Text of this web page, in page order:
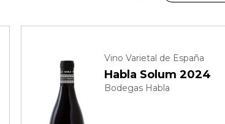
Vino Varietal de España
Habla Solum 2024
Bodegas Habla